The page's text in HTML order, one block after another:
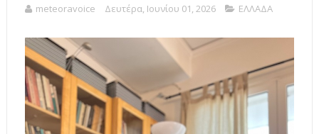
meteoravoice Δευτέρα, Ιουνίου 01, 2026 ΕΛΛΑΔΑ